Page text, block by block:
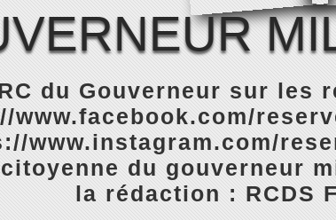
du Gouverneur sur les
www.facebook.com/
www.instagram.com/
du gouverneur
la rédaction : RCDS